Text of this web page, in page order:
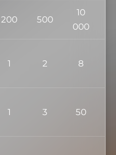
200 500
10
000
1 2 8
1 3 50